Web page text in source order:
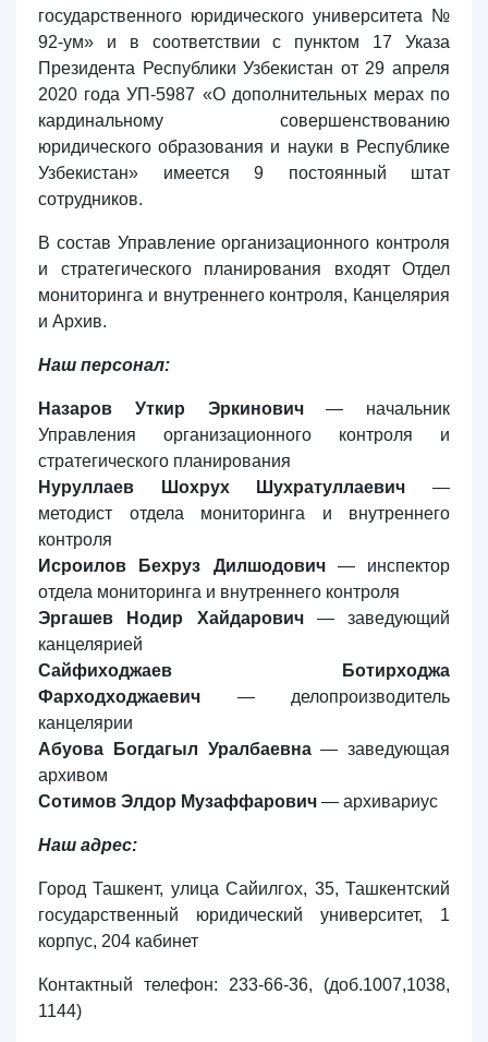
государственного юридического университета №
92-ум» и в соответствии с пунктом 17 Указа
Президента Республики Узбекистан от 29 апреля
2020 года УП-5987 «О дополнительных мерах по
кардинальному совершенствованию
юридического образования и науки в Республике
Узбекистан» имеется 9 постоянный штат
сотрудников.
В состав Управление организационного контроля
и стратегического планирования входят Отдел
мониторинга и внутреннего контроля, Канцелярия
и Архив.
Наш персонал:
Назаров Уткир Эркинович— начальник
Управления организационного контроля и
стратегического планирования
Нуруллаев Шохрух Шухратуллаевич —
методист отдела мониторинга и внутреннего
контроля
Исроилов Бехруз Дилшодович— инспектор
отдела мониторинга и внутреннего контроля
Эргашев Нодир Хайдарович— заведующий
канцелярией
Сайфиходжаев Ботирходжа
Фарходходжаевич — делопроизводитель
канцелярии
Абуова Богдагыл Уралбаевна— заведующая
архивом
Сотимов Элдор Музаффарович — архивариус
Наш адрес:
Город Ташкент, улица Сайилгох, 35, Ташкентский
государственный юридический университет, 1
корпус, 204 кабинет
Контактный телефон: 233-66-36, (доб.1007,1038,
1144)